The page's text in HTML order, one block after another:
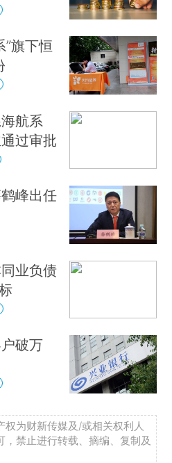
”旗下恒
航系
过审批
峰出任
业负债
破万
权为财新传媒及/或相关权利人
禁止进行转载、摘编、复制及